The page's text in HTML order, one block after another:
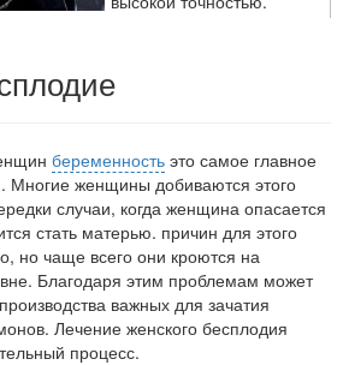
году превысит средний доход
опровергла
сообщение о падении
доходов медицинских
работников в
ближайшие годы. Она
заявила об этом на
ведущих...
беременность это самое главное
Многие женщины добиваются этого
случаи, когда женщина опасается
стать матерью. причин для этого
но чаще всего они кроются на
Благодаря этим проблемам может
важных для зачатия
Лечение женского бесплодия
процесс.